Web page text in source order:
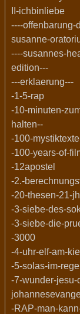
II-ichbinliebe
----offenbarung-
susanne-
----susannes-
edition---
---erklaerung---
-1-5-rap
-10-minuten-
halten--
-100-
-100-years-of-
-12apostel
-2.-
-20-thesen-21-
-3-siebe-des-
-3-siebe-die-
-3000
-4-uhr-elf-am-
-5-solas-im-
-7-wunder-jesu-
-RAP-man-